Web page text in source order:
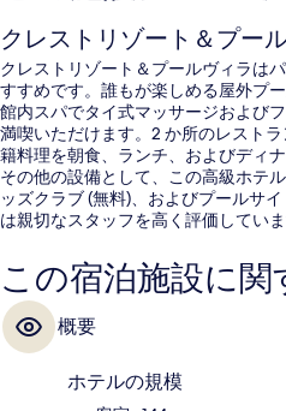
クレストリゾート＆プー
クレストリゾート＆プールヴィラは
すすめです。誰もが楽しめる屋外プ
館内スパでタイ式マッサージおよび
満喫いただけます。2 か所のレスト
籍料理を朝食、ランチ、およびディ
その他の設備として、この高級ホテ
ッズクラブ (無料)、およびプールサ
は親切なスタッフを高く評価していま
この宿泊施設に関
概要
ホテルの規模